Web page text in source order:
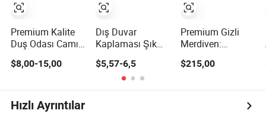
Premium Kalite
Duş Odası Camı -
Özelleştirilmiş
$8,00-15,00
Dış Duvar
Kaplaması Şık
Tasarımları için
Premium PU Taş
Kaplama
$5,57-6,5
Premium Gizli
Merdiven:
tarafından Çatı
Telescopik
$215,00
Hızlı Ayrıntılar